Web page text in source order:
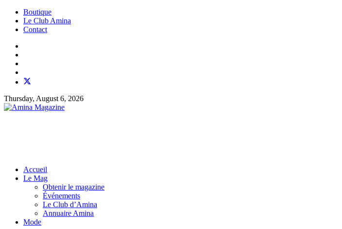
Boutique
Le Club Amina
Contact
Thursday, August 6, 2026
Accueil
Le Mag
Obtenir le magazine
Événements
Le Club d’Amina
Annuaire Amina
Mode